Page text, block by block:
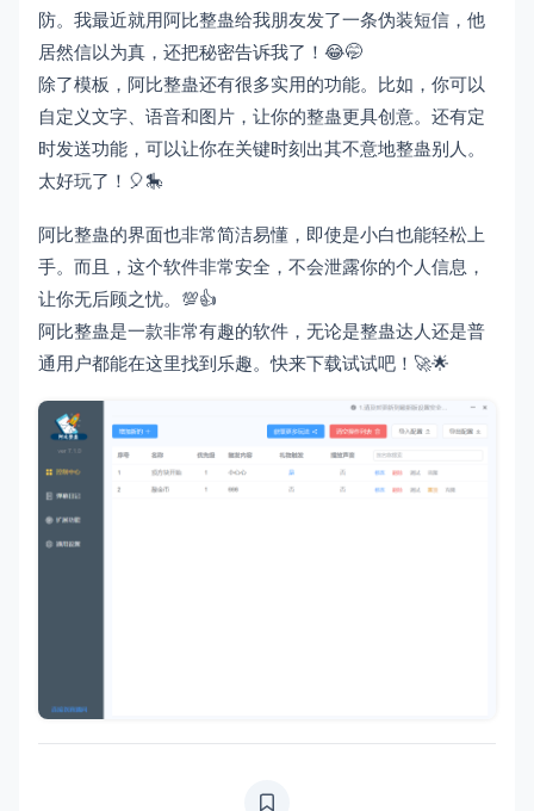
防。我最近就用阿比整蛊给我朋友发了一条伪装短信，他
居然信以为真，还把秘密告诉我了！😂🤭
除了模板，阿比整蛊还有很多实用的功能。比如，你可以
自定义文字、语音和图片，让你的整蛊更具创意。还有定
时发送功能，可以让你在关键时刻出其不意地整蛊别人。
太好玩了！🎈🎠
阿比整蛊的界面也非常简洁易懂，即使是小白也能轻松上
手。而且，这个软件非常安全，不会泄露你的个人信息，
让你无后顾之忧。💯👍
阿比整蛊是一款非常有趣的软件，无论是整蛊达人还是普
通用户都能在这里找到乐趣。快来下载试试吧！🚀🌟